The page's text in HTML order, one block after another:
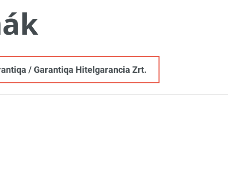
/ Garantiqa Hitelgarancia Zrt.